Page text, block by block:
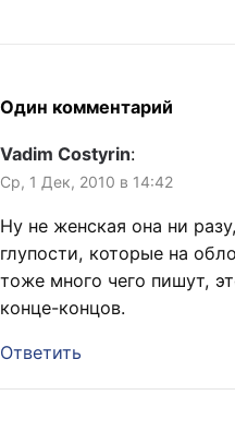
Один комментарий
Vadim Costyrin:
Ср, 1 Дек, 2010 в 14:42
Ну не женская она ни
глупости, которые на
тоже много чего пишут,
конце-концов.
Ответить